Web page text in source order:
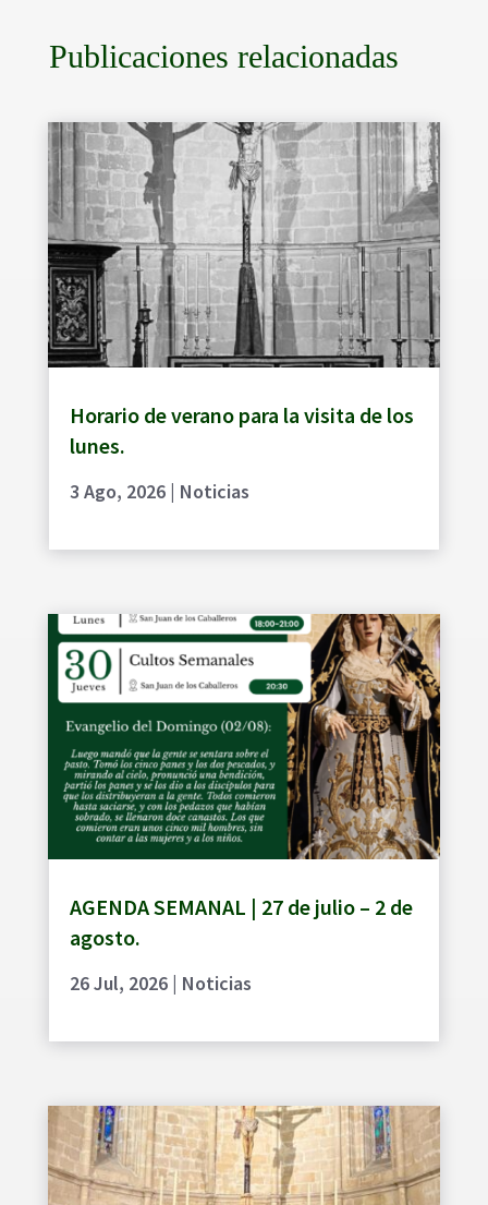
Publicaciones relacionadas
Horario de verano para la visita de los
lunes.
3 Ago, 2026| Noticias
AGENDA SEMANAL | 27 de julio – 2 de
agosto.
26 Jul, 2026| Noticias